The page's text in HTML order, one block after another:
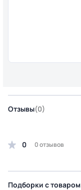
Отзывы(0)
0 0 отзывов
Подборки с товаром